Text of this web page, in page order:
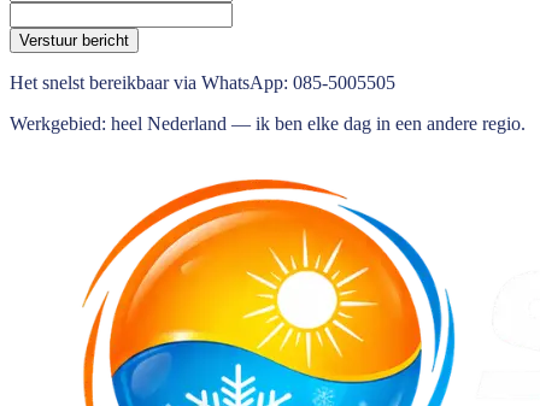
Verstuur bericht
Het snelst bereikbaar via WhatsApp: 085-5005505
Werkgebied: heel Nederland — ik ben elke dag in een andere regio.